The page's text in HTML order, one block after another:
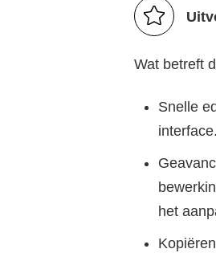
Wat betreft
Snelle
interface.
het